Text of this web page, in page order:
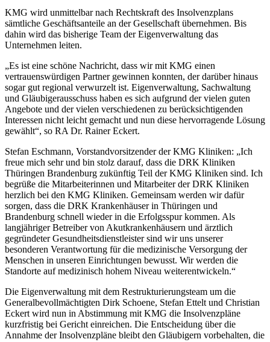
KMG wird unmittelbar nach Rechtskraft des Insolvenzplans
sämtliche Geschäftsanteile an der Gesellschaft übernehmen. Bis
dahin wird das bisherige Team der Eigenverwaltung das
Unternehmen leiten.
„Es ist eine schöne Nachricht, dass wir mit KMG einen
vertrauenswürdigen Partner gewinnen konnten, der darüber hinaus
sogar gut regional verwurzelt ist. Eigenverwaltung, Sachwaltung
und Gläubigerausschuss haben es sich aufgrund der vielen guten
Angebote und der vielen verschiedenen zu berücksichtigenden
Interessen nicht leicht gemacht und nun diese hervorragende Lösung
gewählt“, so RA Dr. Rainer Eckert.
Stefan Eschmann, Vorstandvorsitzender der KMG Kliniken: „Ich
freue mich sehr und bin stolz darauf, dass die DRK Kliniken
Thüringen Brandenburg zukünftig Teil der KMG Kliniken sind. Ich
begrüße die Mitarbeiterinnen und Mitarbeiter der DRK Kliniken
herzlich bei den KMG Kliniken. Gemeinsam werden wir dafür
sorgen, dass die DRK Krankenhäuser in Thüringen und
Brandenburg schnell wieder in die Erfolgsspur kommen. Als
langjähriger Betreiber von Akutkrankenhäusern und ärztlich
gegründeter Gesundheitsdienstleister sind wir uns unserer
besonderen Verantwortung für die medizinische Versorgung der
Menschen in unseren Einrichtungen bewusst. Wir werden die
Standorte auf medizinisch hohem Niveau weiterentwickeln.“
Die Eigenverwaltung mit dem Restrukturierungsteam um die
Generalbevollmächtigten Dirk Schoene, Stefan Ettelt und Christian
Eckert wird nun in Abstimmung mit KMG die Insolvenzpläne
kurzfristig bei Gericht einreichen. Die Entscheidung über die
Annahme der Insolvenzpläne bleibt den Gläubigern vorbehalten, die